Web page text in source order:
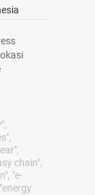
chain",
"e-